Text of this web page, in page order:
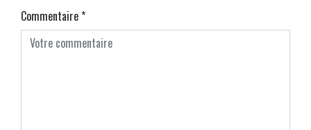
Commentaire*